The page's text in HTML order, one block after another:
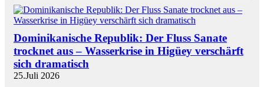
Dominikanische Republik: Der Fluss Sanate
trocknet aus – Wasserkrise in Higüey verschärft
sich dramatisch
25.Juli 2026